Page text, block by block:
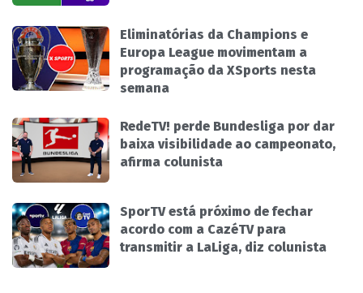
Eliminatórias da Champions e
Europa League movimentam a
programação da XSports nesta
semana
RedeTV! perde Bundesliga por dar
baixa visibilidade ao campeonato,
afirma colunista
SporTV está próximo de fechar
acordo com a CazéTV para
transmitir a LaLiga, diz colunista